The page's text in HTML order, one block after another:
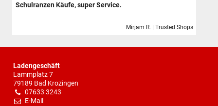
Schulranzen Käufe, super Service.
Mirjam R. | Trusted Shops
Ladengeschäft
Lammplatz 7
79189 Bad Krozingen
07633 3243
E-Mail